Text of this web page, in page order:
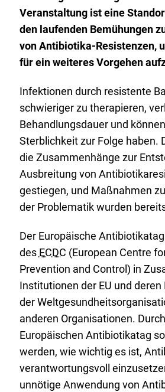
Veranstaltung ist eine
den laufenden Bemühungen
von Antibiotika-Resistenzen,
für ein weiteres Vorgehen
Infektionen durch resistente
schwieriger zu therapieren,
Behandlungsdauer und
Sterblichkeit zur Folge haben.
die Zusammenhänge zur
Ausbreitung von
gestiegen, und Maßnahmen
der Problematik wurden
Der Europäische
des ECDC (European Centre
Prevention and Control) in
Institutionen der EU und
der
anderen Organisationen.
Europäischen Antibiotikatag
werden, wie wichtig es ist,
verantwortungsvoll
unnötige Anwendung von